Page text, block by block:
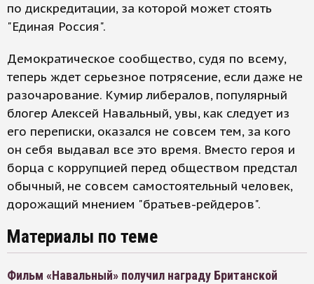
по дискредитации, за которой может стоять
"Единая Россия".
Демократическое сообщество, судя по всему,
теперь ждет серьезное потрясение, если даже не
разочарование. Кумир либералов, популярный
блогер Алексей Навальный, увы, как следует из
его переписки, оказался не совсем тем, за кого
он себя выдавал все это время. Вместо героя и
борца с коррупцией перед обществом предстал
обычный, не совсем самостоятельный человек,
дорожащий мнением "братьев-рейдеров".
Материалы по теме
Фильм «Навальный» получил награду Британской